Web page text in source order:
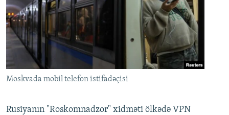
Moskvada mobil telefon istifadəçisi
Rusiyanın "Roskomnadzor" xidməti ölkədə VPN